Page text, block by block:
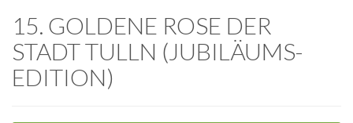
15. GOLDENE ROSE DER
STADT TULLN (JUBILÄUMS-
EDITION)